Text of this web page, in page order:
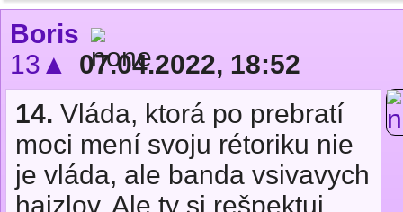
Boris
13▲
07.04.2022, 18:52
14. Vláda, ktorá po prebratí
moci mení svoju rétoriku nie
je vláda, ale banda vsivavych
hajzlov. Ale ty si rešpektuj,